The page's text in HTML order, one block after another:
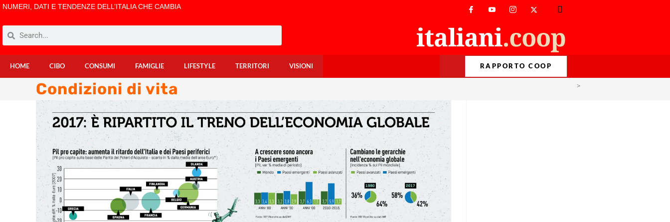
NUMERI, DATI E TENDENZE DELL’ITALIA CHE CAMBIA
HOME CIBO CONSUMI FAMIGLIE LIFESTYLE TERRITORI VISIONI RAPPORTO COOP
Condizioni di vita >